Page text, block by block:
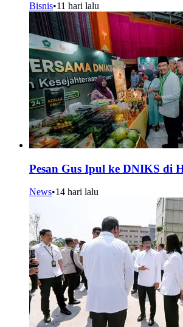
Bisnis•11 hari lalu
Pesan Gus Ipul ke DNIKS di
News•14 hari lalu